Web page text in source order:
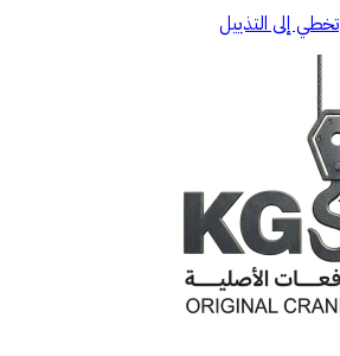
تخطي إلى التذييل